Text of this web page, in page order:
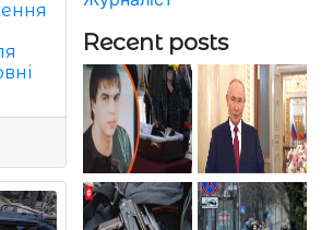
Recent posts